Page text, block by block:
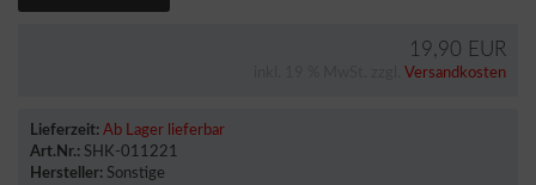
19,90 EUR
Versandkosten
Lieferzeit: Ab Lager lieferbar
Art.Nr.: SHK-011221
Hersteller: Sonstige